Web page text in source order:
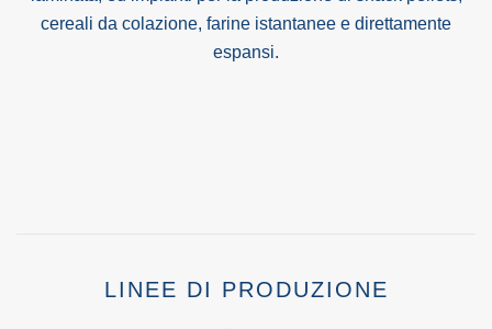
cereali da colazione, farine istantanee e direttamente
espansi.
LINEE DI PRODUZIONE